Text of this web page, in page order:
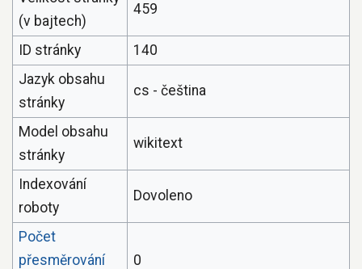
(v bajtech)
459
ID stránky
140
Jazyk obsahu
stránky
cs - čeština
Model obsahu
stránky
wikitext
Indexování
roboty
Dovoleno
Počet
přesměrování
0